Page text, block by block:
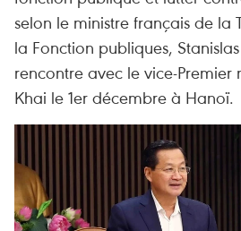
selon le ministre français de la
la Fonction publiques,
rencontre avec le vice-Premier
Khai le 1er décembre à Hanoï.